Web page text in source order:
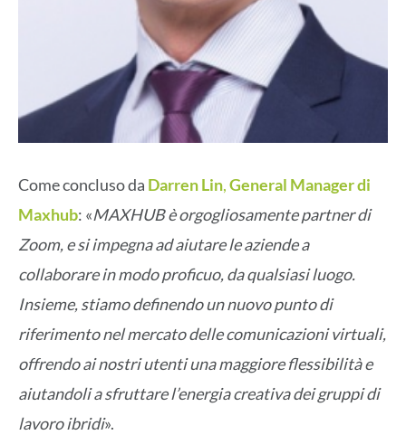
Come concluso da Darren Lin,General Manager di
Maxhub: «MAXHUB è orgogliosamente partner di
Zoom, e si impegna ad aiutare le aziende a
collaborare in modo proficuo, da qualsiasi luogo.
Insieme, stiamo definendo un nuovo punto di
riferimento nel mercato delle comunicazioni virtuali,
offrendo ai nostri utenti una maggiore flessibilità e
aiutandoli a sfruttare l’energia creativa dei gruppi di
lavoro ibridi».